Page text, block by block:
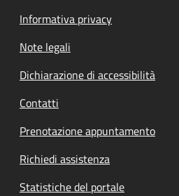
Informativa privacy
Note legali
Dichiarazione di accessibilità
Contatti
Prenotazione appuntamento
Richiedi assistenza
Statistiche del portale